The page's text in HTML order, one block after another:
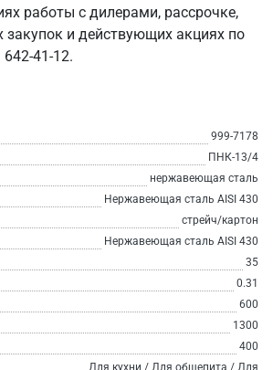
работы с дилерами, рассрочке,
закупок и действующих акциях по
41-12.
999-7178
ПНК-13/4
нержавеющая сталь
Нержавеющая сталь AISI 430
стрейч/картон
Нержавеющая сталь AISI 430
35
0.31
600
1300
400
Для кухни / Для общепита / Для